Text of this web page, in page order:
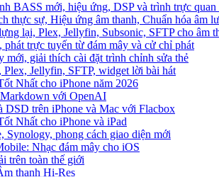
BASS mới, hiệu ứng, DSP và trình trực quan
thực sự, Hiệu ứng âm thanh, Chuẩn hóa âm
lại, Plex, Jellyfin, Subsonic, SFTP cho âm
trực tuyến từ đám mây và cử chỉ phát
mới, giải thích cài đặt trình chỉnh sửa thẻ
Jellyfin, SFTP, widget lời bài hát
Nhất cho iPhone năm 2026
với OpenAI
DSD trên iPhone và Mac với Flacbox
Nhất cho iPhone và iPad
phong cách giao diện mới
Nhạc đám mây cho iOS
trên toàn thế giới
thanh Hi-Res